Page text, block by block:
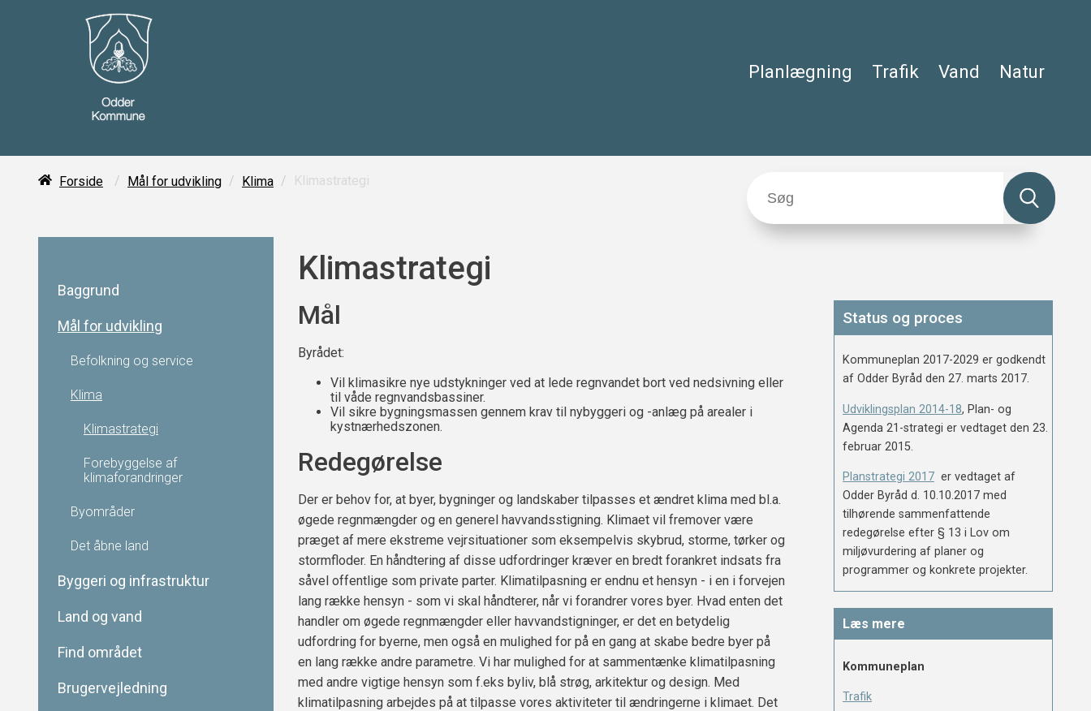
Planlægning Trafik Vand Natur
Forside / Mål for udvikling / Klima / Klimastrategi
Baggrund
Mål for udvikling
Befolkning og service
Klima
Klimastrategi
Forebyggelse af
klimaforandringer
Byområder
Det åbne land
Byggeri og infrastruktur
Land og vand
Find området
Brugervejledning
Klimastrategi
Mål
Byrådet:
Vil klimasikre nye udstykninger ved at lede regnvandet bort ved nedsivning eller
til våde regnvandsbassiner.
Vil sikre bygningsmassen gennem krav til nybyggeri og -anlæg på arealer i
kystnærhedszonen.
Redegørelse
Der er behov for, at byer, bygninger og landskaber tilpasses et ændret klima med bl.a.
øgede regnmængder og en generel havvandsstigning. Klimaet vil fremover være
præget af mere ekstreme vejrsituationer som eksempelvis skybrud, storme, tørker og
stormfloder. En håndtering af disse udfordringer kræver en bredt forankret indsats fra
såvel offentlige som private parter. Klimatilpasning er endnu et hensyn - i en i forvejen
lang række hensyn - som vi skal håndterer, når vi forandrer vores byer. Hvad enten det
handler om øgede regnmængder eller havvandstigninger, er det en betydelig
udfordring for byerne, men også en mulighed for på en gang at skabe bedre byer på
en lang række andre parametre. Vi har mulighed for at sammentænke klimatilpasning
med andre vigtige hensyn som f.eks byliv, blå strøg, arkitektur og design. Med
klimatilpasning arbejdes på at tilpasse vores aktiviteter til ændringerne i klimaet. Det
Status og proces
Kommuneplan 2017-2029 er godkendt
af Odder Byråd den 27. marts 2017.
Udviklingsplan 2014-18, Plan- og
Agenda 21-strategi er vedtaget den 23.
februar 2015.
Planstrategi 2017 er vedtaget af
Odder Byråd d. 10.10.2017 med
tilhørende sammenfattende
redegørelse efter § 13 i Lov om
miljøvurdering af planer og
programmer og konkrete projekter.
Læs mere
Kommuneplan
Trafik